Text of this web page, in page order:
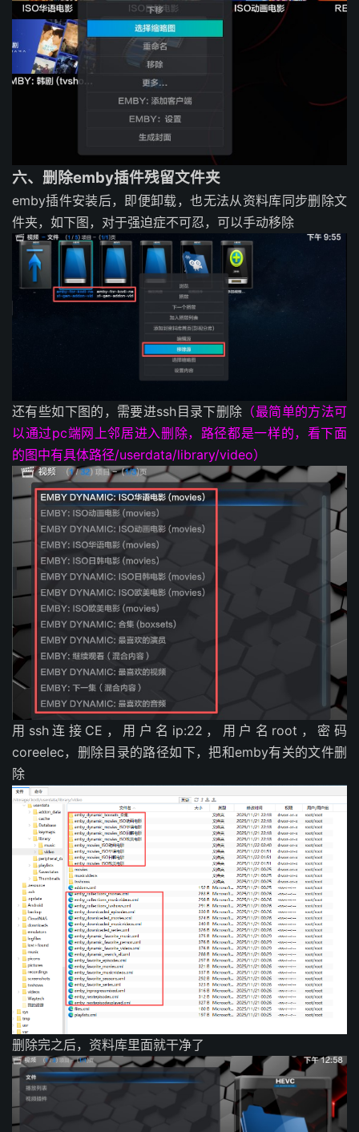
六、删除emby插件残留文件夹
emby插件安装后，即便卸载，也无法从资料库同步删除文
件夹，如下图，对于强迫症不可忍，可以手动移除
还有些如下图的，需要进ssh目录下删除 （最简单的方法可
以通过pc端网上邻居进入删除，路径都是一样的，看下面
的图中有具体路径/userdata/library/video）
用ssh连接CE，用户名ip:22，用户名root，密码
coreelec，删除目录的路径如下，把和emby有关的文件删
除
删除完之后，资料库里面就干净了